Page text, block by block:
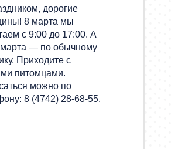
дорогие
8 марта мы
с 9:00 до 17:00. А
— по обычному
Приходите с
питомцами.
можно по
8 (4742) 28-68-55.